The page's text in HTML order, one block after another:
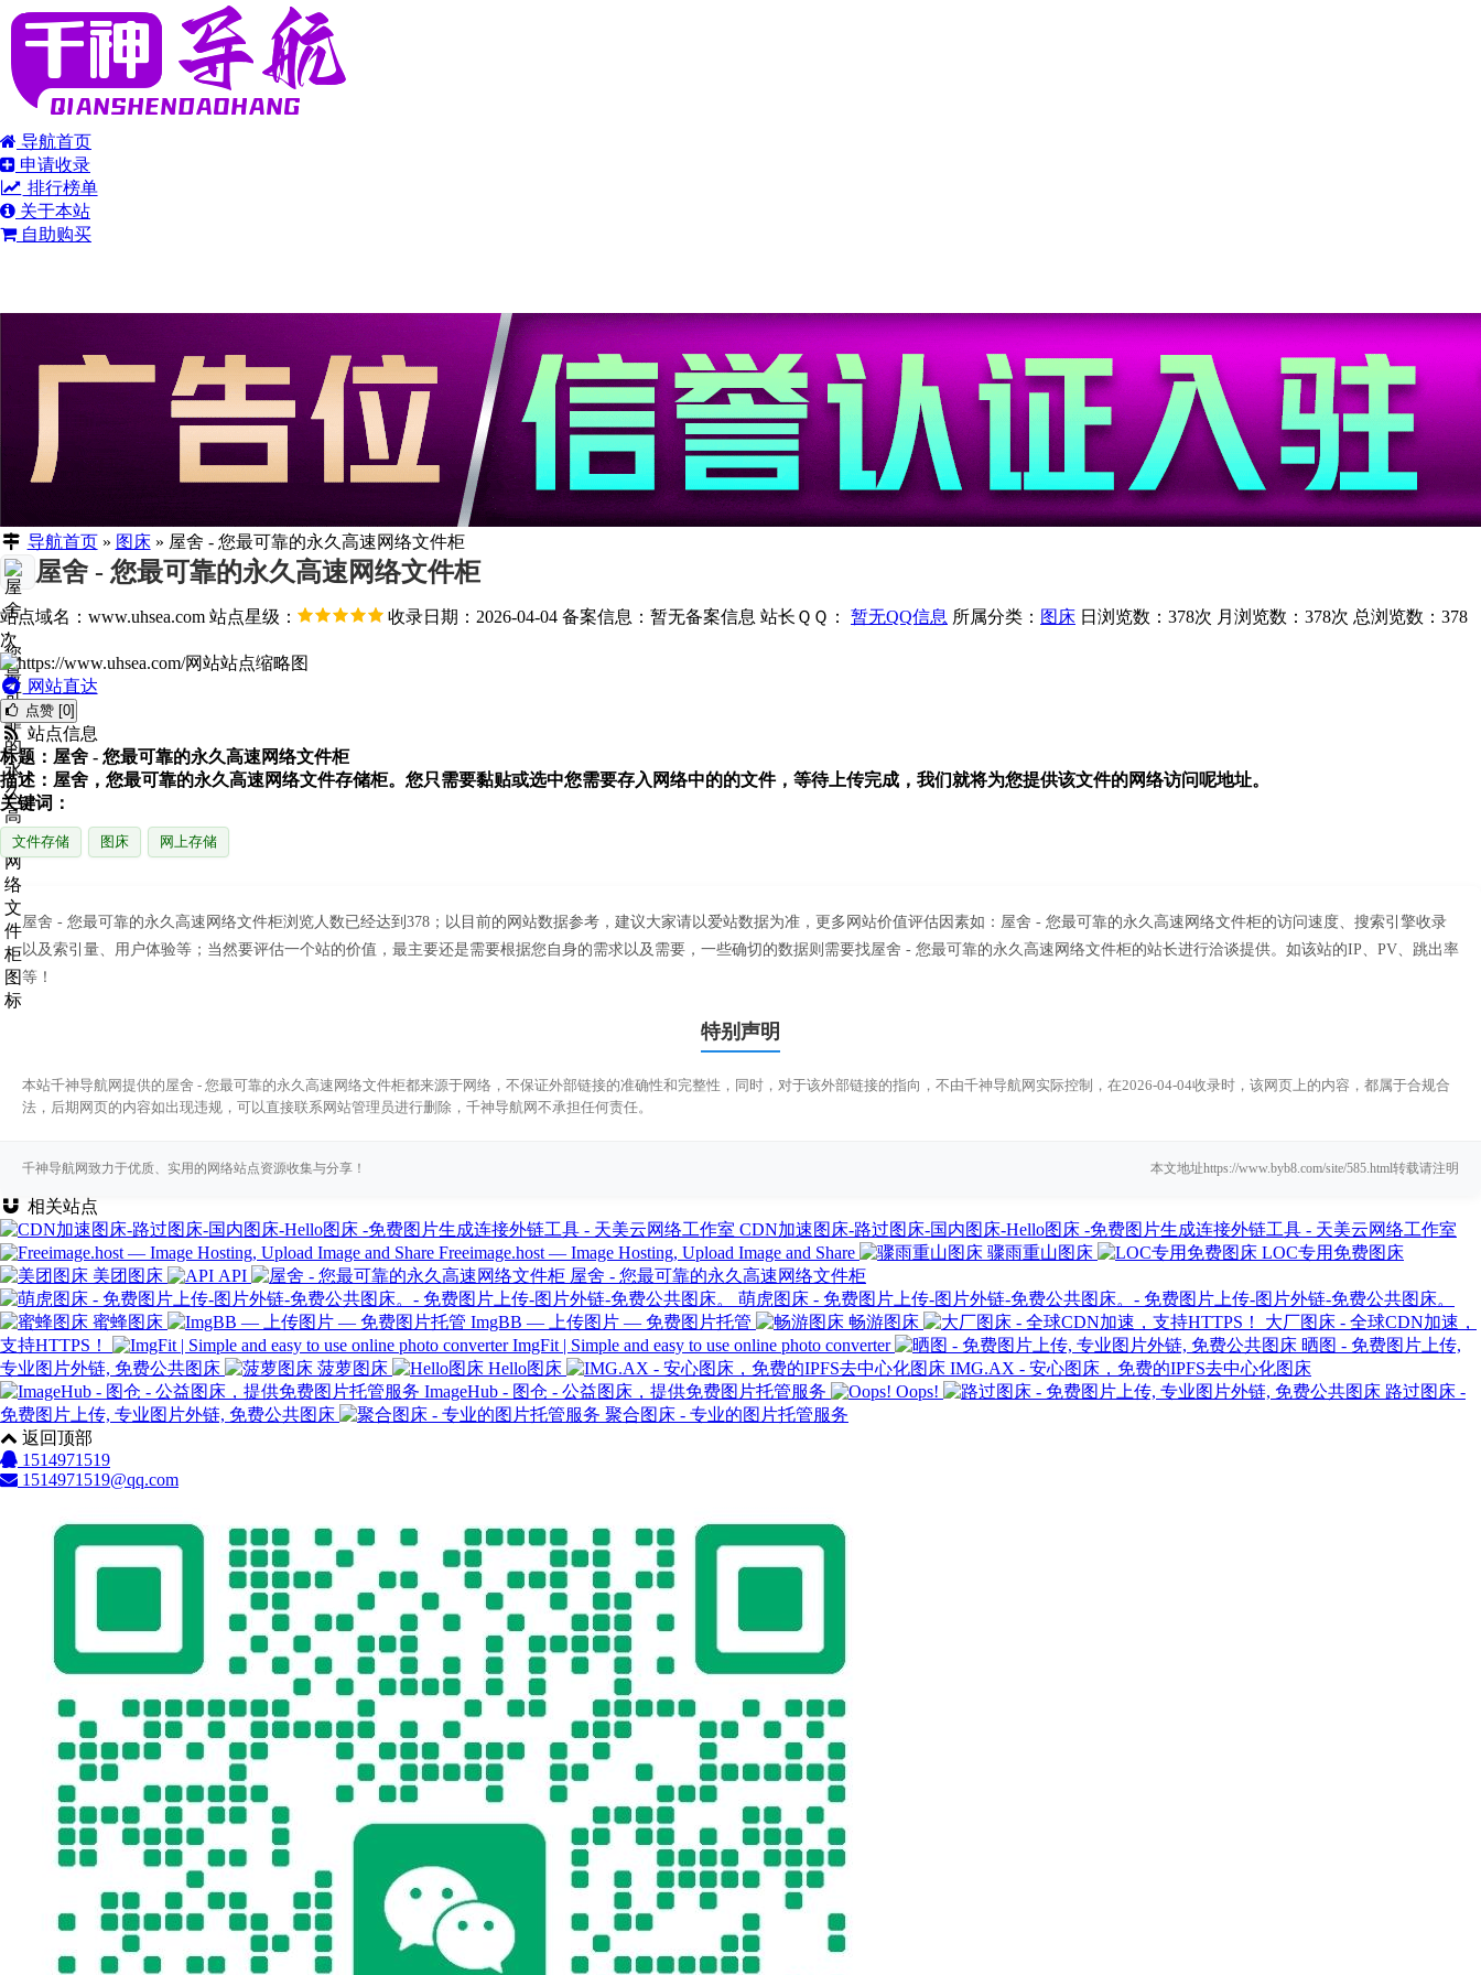
导航首页
申请收录
排行榜单
关于本站
自助购买
导航首页» 图床» 屋舍 - 您最可靠的永久高速网络文件柜
屋舍 - 您最可靠的永久高速网络文件柜
站点域名：www.uhsea.com 站点星级： 收录日期：2026-04-04 备案信息： 暂无备案信息 站长ＱＱ： 暂无QQ信息 所属分类： 图床 日浏览数：378次 月浏览数：378次 总浏览数：378
次
网站直达
点赞 [0]
站点信息
标题：屋舍 - 您最可靠的永久高速网络文件柜
描述：屋舍，您最可靠的永久高速网络文件存储柜。您只需要黏贴或选中您需要存入网络中的的文件，等待上传完成，我们就将为您提供该文件的网络访问呢地址。
关键词：
文件存储 图床 网上存储
屋舍 - 您最可靠的永久高速网络文件柜浏览人数已经达到378；以目前的网站数据参考，建议大家请以爱站数据为准，更多网站价值评估因素如：屋舍 - 您最可靠的永久高速网络文件柜的访问速度、搜索引擎收录
以及索引量、用户体验等；当然要评估一个站的价值，最主要还是需要根据您自身的需求以及需要，一些确切的数据则需要找屋舍 - 您最可靠的永久高速网络文件柜的站长进行洽谈提供。如该站的IP、PV、跳出率
等！
特别声明
本站千神导航网提供的屋舍 - 您最可靠的永久高速网络文件柜都来源于网络，不保证外部链接的准确性和完整性，同时，对于该外部链接的指向，不由千神导航网实际控制，在2026-04-04收录时，该网页上的内容，都属于合规合
法，后期网页的内容如出现违规，可以直接联系网站管理员进行删除，千神导航网不承担任何责任。
千神导航网致力于优质、实用的网络站点资源收集与分享！ 本文地址https://www.byb8.com/site/585.html转载请注明
相关站点
CDN加速图床-路过图床-国内图床-Hello图床 -免费图片生成连接外链工具 - 天美云网络工作室
Freeimage.host — Image Hosting, Upload Image and Share
骤雨重山图床
LOC专用免费图床
美团图床
API
屋舍 - 您最可靠的永久高速网络文件柜
萌虎图床 - 免费图片上传-图片外链-免费公共图床。- 免费图片上传-图片外链-免费公共图床。
蜜蜂图床
ImgBB — 上传图片 — 免费图片托管 畅游图床
大厂图床 - 全球CDN加速，
支持HTTPS！
ImgFit | Simple and easy to use online photo converter
晒图 - 免费图片上传,
专业图片外链, 免费公共图床
菠萝图床 Hello图床
IMG.AX - 安心图床，免费的IPFS去中心化图床
ImageHub - 图仓 - 公益图床，提供免费图片托管服务
Oops!
路过图床 -
免费图片上传, 专业图片外链, 免费公共图床
聚合图床 - 专业的图片托管服务
返回顶部
1514971519
1514971519@qq.com